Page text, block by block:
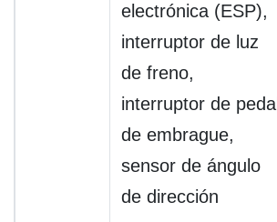
electrónica (ESP),
interruptor de luz
de freno,
interruptor de pedal
de embrague,
sensor de ángulo
de dirección